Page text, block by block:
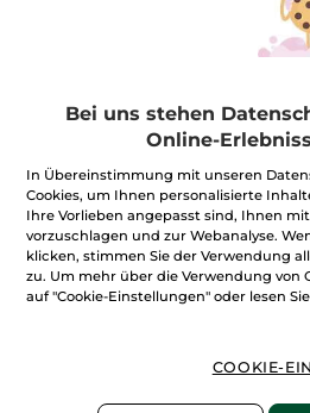
unserer Aktivstoffe
Mehr entdecken
Bei uns stehen
Online-
In Übereinstimmung mit unseren
Cookies, um Ihnen personalisierte
Ihre Vorlieben angepasst sind, Ihnen
vorzuschlagen und zur Webanalyse.
klicken, stimmen Sie der Verwendung
zu. Um mehr über die Verwendung von
auf "Cookie-Einstellungen" oder lesen
COOKIE-